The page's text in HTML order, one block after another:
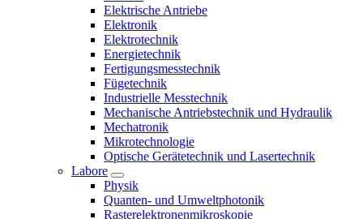
Elektrische Antriebe
Elektronik
Elektrotechnik
Energietechnik
Fertigungsmesstechnik
Fügetechnik
Industrielle Messtechnik
Mechanische Antriebstechnik und Hydraulik
Mechatronik
Mikrotechnologie
Optische Gerätetechnik und Lasertechnik
Labore
Physik
Quanten- und Umweltphotonik
Rasterelektronenmikroskopie